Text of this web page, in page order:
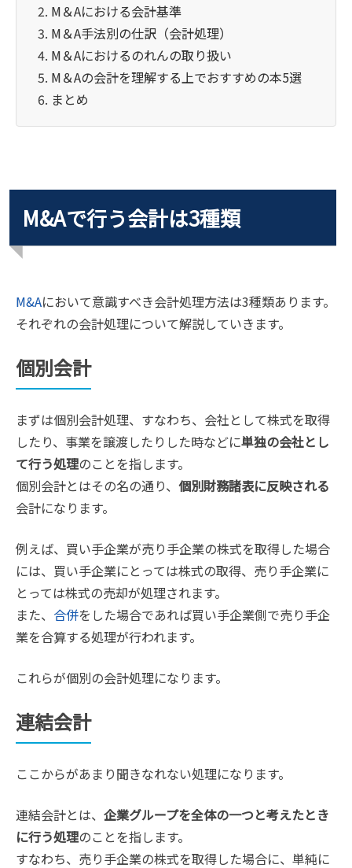
M＆Aにおける会計基準
M＆A手法別の仕訳（会計処理）
M＆Aにおけるのれんの取り扱い
M＆Aの会計を理解する上でおすすめの本5選
まとめ
M&Aで行う会計は3種類
M&Aにおいて意識すべき会計処理方法は3種類あります。
それぞれの会計処理について解説していきます。
個別会計
まずは個別会計処理、すなわち、会社として株式を取得
したり、事業を譲渡したりした時などに単独の会社とし
て行う処理のことを指します。
個別会計とはその名の通り、 個別財務諸表に反映される
会計になります。
例えば、買い手企業が売り手企業の株式を取得した場合
には、買い手企業にとっては株式の取得、売り手企業に
とっては株式の売却が処理されます。
また、 合併をした場合であれば買い手企業側で売り手企
業を合算する処理が行われます。
これらが個別の会計処理になります。
連結会計
ここからがあまり聞きなれない処理になります。
連結会計とは、 企業グループを全体の一つと考えたとき
に行う処理のことを指します。
すなわち、売り手企業の株式を取得した場合に、単純に